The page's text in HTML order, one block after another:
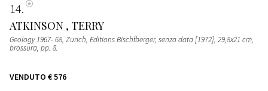
14
ATKINSON , TERRY
Geology 1967- 68, Zurich, Editions Bischfberger, senza data [1972], 29,8x21 cm,
brossura, pp. 8.
VENDUTO € 576